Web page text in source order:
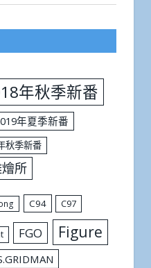
年秋季新番
年夏季新番
秋季新番
所
C94 C97
FGO Figure